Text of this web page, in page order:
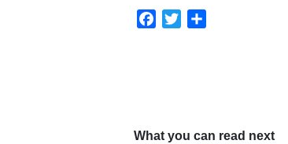
Facebook
Twitter
What you can read next